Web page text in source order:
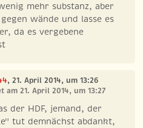
mehr substanz, aber
wände und lasse es
da es vergebene
, 21. April 2014, um 13:26
am 21. April 2014, um 13:27
der HDF, jemand, der
tut demnächst abdankt,